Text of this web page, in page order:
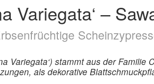
Variegata‘ –
Variegata‘) stammt aus der
als dekorative